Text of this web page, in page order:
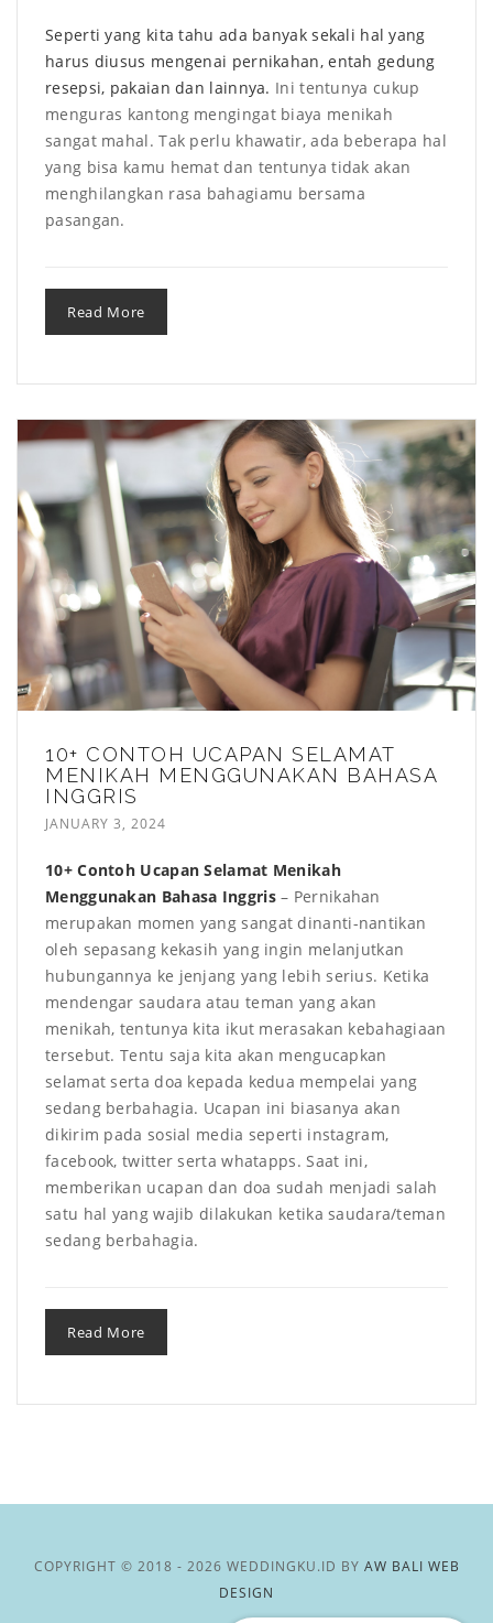
Seperti yang kita tahu ada banyak sekali hal yang
harus diusus mengenai pernikahan, entah gedung
resepsi, pakaian dan lainnya. Ini tentunya cukup
menguras kantong mengingat biaya menikah
sangat mahal. Tak perlu khawatir, ada beberapa hal
yang bisa kamu hemat dan tentunya tidak akan
menghilangkan rasa bahagiamu bersama
pasangan.
Read More
10+ CONTOH UCAPAN SELAMAT
MENIKAH MENGGUNAKAN BAHASA
INGGRIS
JANUARY 3, 2024
10+ Contoh Ucapan Selamat Menikah
Menggunakan Bahasa Inggris– Pernikahan
merupakan momen yang sangat dinanti-nantikan
oleh sepasang kekasih yang ingin melanjutkan
hubungannya ke jenjang yang lebih serius. Ketika
mendengar saudara atau teman yang akan
menikah, tentunya kita ikut merasakan kebahagiaan
tersebut. Tentu saja kita akan mengucapkan
selamat serta doa kepada kedua mempelai yang
sedang berbahagia. Ucapan ini biasanya akan
dikirim pada sosial media seperti instagram,
facebook, twitter serta whatapps. Saat ini,
memberikan ucapan dan doa sudah menjadi salah
satu hal yang wajib dilakukan ketika saudara/teman
sedang berbahagia.
Read More
COPYRIGHT © 2018 - 2026 WEDDINGKU.ID BY AW BALI WEB
DESIGN